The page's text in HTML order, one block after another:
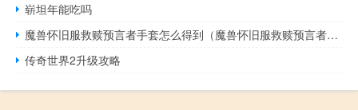
崭坦年能吃吗
魔兽怀旧服救赎预言者手套怎么得到（魔兽怀旧服救赎预言者手套怎么得）
传奇世界2升级攻略